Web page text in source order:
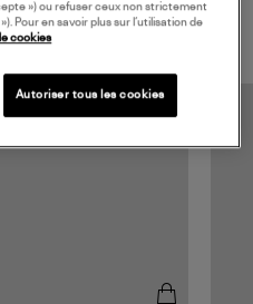
») ou refuser ceux non strictement
Pour en savoir plus sur l’utilisation de
cookies
Autoriser tous les cookies